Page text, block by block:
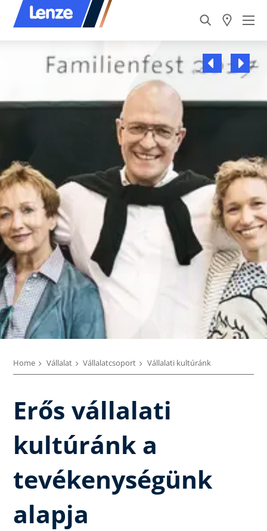
Home Vállalat Vállalatcsoport Vállalati kultúránk
Erős vállalati
kultúránk a
tevékenységünk
alapja